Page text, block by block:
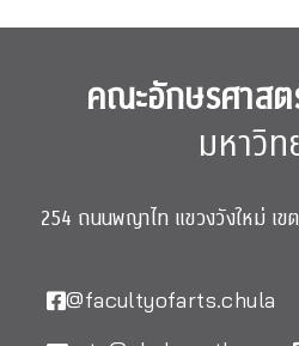
คณะอักษรศาส
มหาวิท
254 ถนนพญาไท แขวงวังใหม่ เ
@facultyofarts.chula